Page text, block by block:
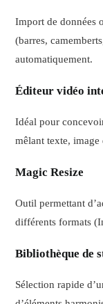
Import de données
(barres,
automatiquement.
Éditeur vidéo
Idéal pour
mêlant texte, image
Magic Resize
Outil permettant
différents formats
Bibliothèque de
Sélection rapide